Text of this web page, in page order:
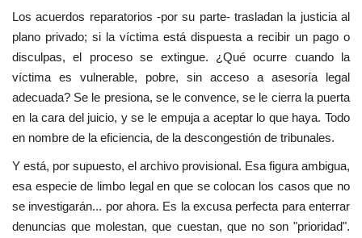
Los acuerdos reparatorios -por su parte- trasladan la justicia al
plano privado; si la víctima está dispuesta a recibir un pago o
disculpas, el proceso se extingue. ¿Qué ocurre cuando la
víctima es vulnerable, pobre, sin acceso a asesoría legal
adecuada? Se le presiona, se le convence, se le cierra la puerta
en la cara del juicio, y se le empuja a aceptar lo que haya. Todo
en nombre de la eficiencia, de la descongestión de tribunales.
Y está, por supuesto, el archivo provisional. Esa figura ambigua,
esa especie de limbo legal en que se colocan los casos que no
se investigarán... por ahora. Es la excusa perfecta para enterrar
denuncias que molestan, que cuestan, que no son "prioridad".